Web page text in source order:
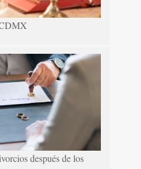
después de los